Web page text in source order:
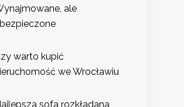
ale
warto kupić
we Wrocławiu
sofa rozkładana